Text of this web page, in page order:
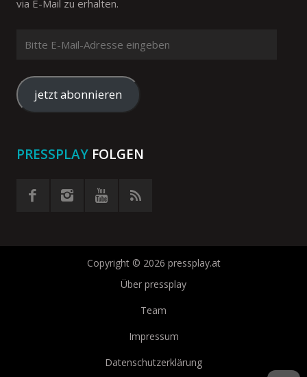
via E-Mail zu erhalten.
Mail-
Adresse
eingeben
jetzt abonnieren
PRESSPLAY FOLGEN
Copyright © 2026 pressplay.at
Über pressplay
Team
Impressum
Datenschutzerklärung